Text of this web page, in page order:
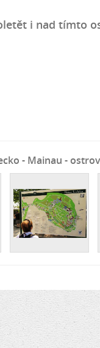
i nad tímto
- Mainau -